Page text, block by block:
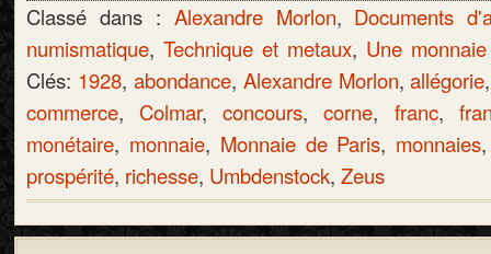
Classé dans : Alexandre Morlon, Documents
numismatique, Technique et metaux, Une
Clés: 1928, abondance, Alexandre Morlon,allégorie
commerce, Colmar,concours,corne, franc,
monétaire, monnaie, Monnaie de Paris, monnaies
prospérité, richesse, Umbdenstock, Zeus